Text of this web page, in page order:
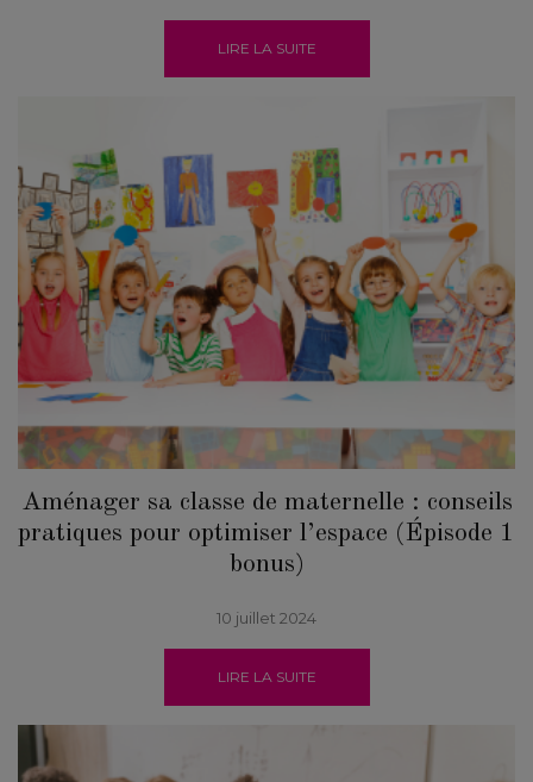
LIRE LA SUITE
Aménager sa classe de maternelle : conseils
pratiques pour optimiser l’espace (Épisode 1
bonus)
10 juillet 2024
LIRE LA SUITE